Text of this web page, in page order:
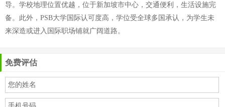
导。学校地理位置优越，位于新加坡市中心，交通便利，生活设施完
备。此外，PSB大学国际认可度高，学位受全球多国承认，为学生未
来深造或进入国际职场铺就广阔道路。
免费评估